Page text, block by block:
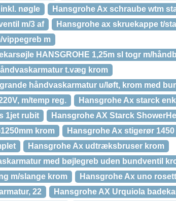
nøgle
Hansgrohe Ax schraube wtm
m/3 af
Hansgrohe ax skruekappe t/
vippegreb m
HANSGROHE 1,25m sl togr m/
t.væg krom
håndvaskarmatur u/løft, krom med
m/temp reg.
Hansgrohe Ax starck
1jet rubit
Hansgrohe AX Starck
krom
Hansgrohe Ax stigerør
Hansgrohe Ax udtræksbruser krom
med bøjlegreb uden bundventil
m/slange krom
Hansgrohe Ax uno
22
Hansgrohe AX Urquiola